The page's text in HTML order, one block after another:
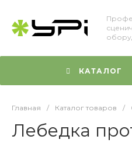
КАТАЛОГ
Главная / Каталог товаров /
Лебедка